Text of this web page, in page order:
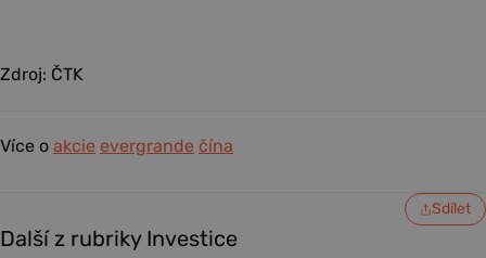
Zdroj: ČTK
Více o akcie evergrande čína
Sdílet
Další z rubriky Investice